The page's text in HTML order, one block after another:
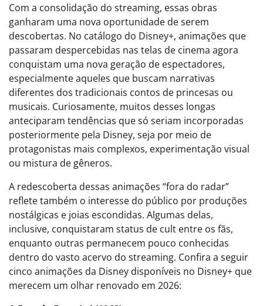
Com a consolidação do streaming, essas obras
ganharam uma nova oportunidade de serem
descobertas. No catálogo do Disney+, animações que
passaram despercebidas nas telas de cinema agora
conquistam uma nova geração de espectadores,
especialmente aqueles que buscam narrativas
diferentes dos tradicionais contos de princesas ou
musicais. Curiosamente, muitos desses longas
anteciparam tendências que só seriam incorporadas
posteriormente pela Disney, seja por meio de
protagonistas mais complexos, experimentação visual
ou mistura de gêneros.
A redescoberta dessas animações “fora do radar”
reflete também o interesse do público por produções
nostálgicas e joias escondidas. Algumas delas,
inclusive, conquistaram status de cult entre os fãs,
enquanto outras permanecem pouco conhecidas
dentro do vasto acervo do streaming. Confira a seguir
cinco animações da Disney disponíveis no Disney+ que
merecem um olhar renovado em 2026: